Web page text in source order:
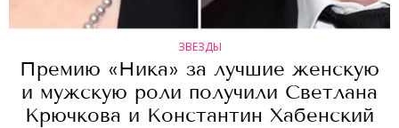
ЗВЕЗДЫ
Премию «Ника» за лучшие женскую
и мужскую роли получили Светлана
Крючкова и Константин Хабенский